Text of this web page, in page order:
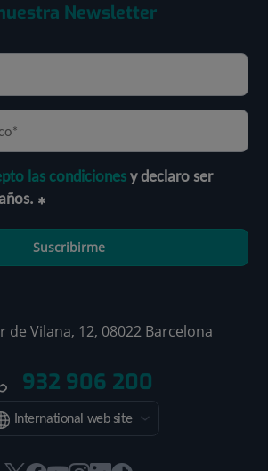
Newsletter
las condicionesy declaro ser
Suscribirme
de Vilana, 12, 08022 Barcelona
932 906 200
International web site